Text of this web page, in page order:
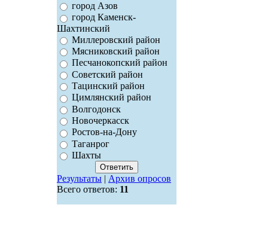
город Азов
город Каменск-
Шахтинский
Миллеровский район
Мясниковский район
Песчанокопский район
Советский район
Тацинский район
Цимлянский район
Волгодонск
Новочеркасск
Ростов-на-Дону
Таганрог
Шахты
Результаты| Архив опросов
Всего ответов: 11